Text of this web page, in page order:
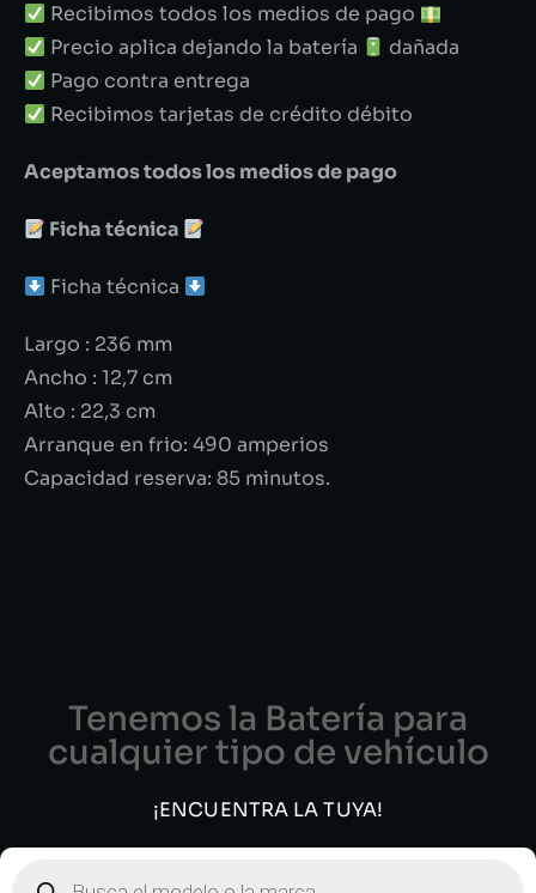
Recibimos todos los medios de pago
Precio aplica dejando la batería
dañada
Pago contra entrega
Recibimos tarjetas de crédito débito
Aceptamos todos los medios de pago
Ficha técnica
Ficha técnica
Largo : 236 mm
Ancho : 12,7 cm
Alto : 22,3 cm
Arranque en frio: 490 amperios
Capacidad reserva: 85 minutos.
Tenemos la Batería para
cualquier tipo de vehículo
¡ENCUENTRA LA TUYA!